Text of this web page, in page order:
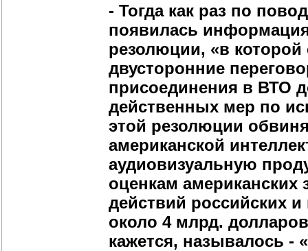
- Тогда как раз по
появилась
резолюции, «в
двусторонние
присоединения в ВТО
действенных мер по
этой резолюции
американской
аудиовизуальную
оценкам
действий российских и
около 4 млрд.
кажется, называлось -